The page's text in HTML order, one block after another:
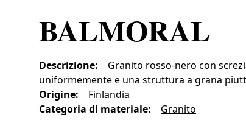
BALMORAL
Descrizione:
Granito rosso-nero con
uniformemente e una struttura a grana
Origine:
Finlandia
Categoria di materiale: Granito